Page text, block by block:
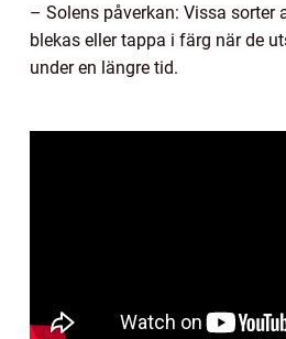
– Solens påverkan: Vissa sorter
blekas eller tappa i färg när de
under en längre tid.